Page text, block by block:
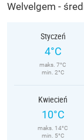
Welvelgem -
Styczeń
4°C
maks. 7°C
min. 2°C
Kwiecień
10°C
maks. 14°C
min. 5°C